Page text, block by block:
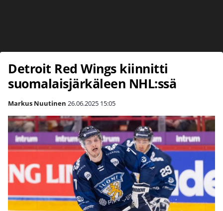
Detroit Red Wings kiinnitti
suomalaisjärkäleen NHL:ssä
Markus Nuutinen 26.06.2025 15:05